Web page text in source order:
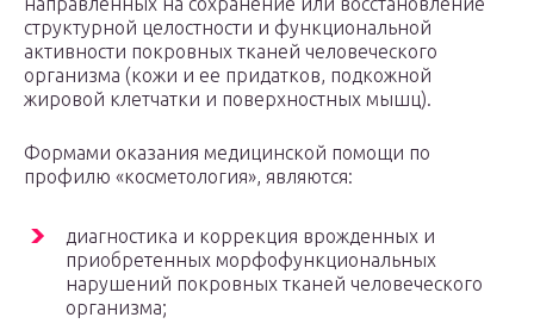
структурной целостности и функциональной
активности покровных тканей человеческого
организма (кожи и ее придатков, подкожной
жировой клетчатки и поверхностных мышц).
Формами оказания медицинской помощи по
профилю «косметология», являются:
диагностика и коррекция врожденных и
приобретенных морфофункциональных
нарушений покровных тканей человеческого
организма;